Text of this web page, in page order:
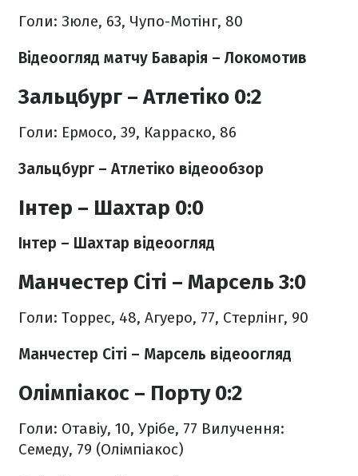
Голи: Зюле, 63, Чупо-Мотінг, 80
Відеоогляд матчу Баварія – Локомотив
Зальцбург – Атлетіко 0:2
Голи: Ермосо, 39, Карраско, 86
Зальцбург – Атлетіко відеообзор
Інтер – Шахтар 0:0
Інтер – Шахтар відеоогляд
Манчестер Сіті – Марсель 3:0
Голи: Торрес, 48, Агуеро, 77, Стерлінг, 90
Манчестер Сіті – Марсель відеоогляд
Олімпіакос – Порту 0:2
Голи: Отавіу, 10, Урібе, 77 Вилучення:
Семеду, 79 (Олімпіакос)